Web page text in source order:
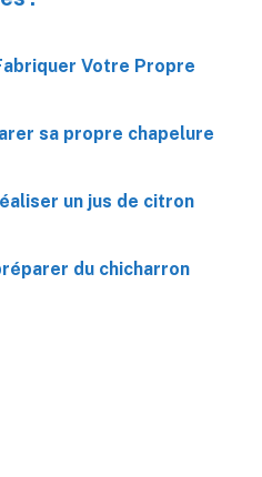
Votre Propre
sa propre chapelure
un jus de citron
du chicharron